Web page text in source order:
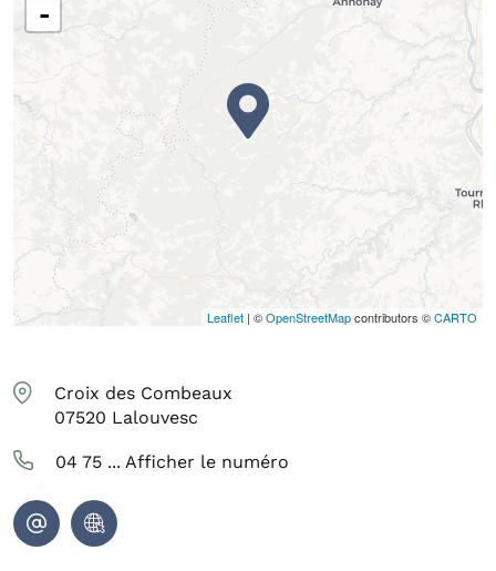
-
Leaflet | ©OpenStreetMapcontributors ©CARTO
Croix des Combeaux
07520 Lalouvesc
04 75 ... Afficher le numéro